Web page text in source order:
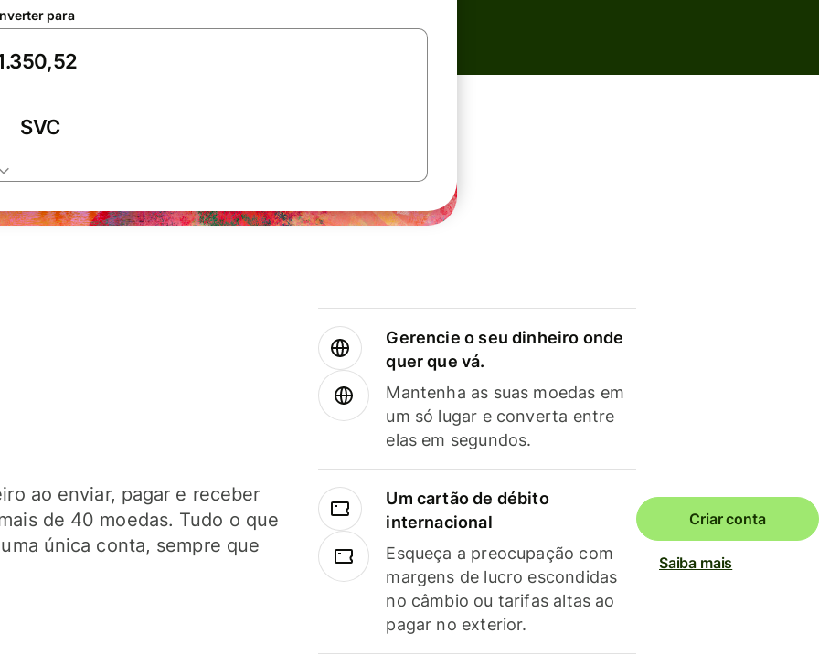
para
SVC
ao enviar, pagar e receber
de 40 moedas. Tudo o que
única conta, sempre que
Gerencie o seu dinheiro onde
quer que vá.
Mantenha as suas moedas em
um só lugar e converta entre
elas em segundos.
Um cartão de débito
internacional
Esqueça a preocupação com
margens de lucro escondidas
no câmbio ou tarifas altas ao
pagar no exterior.
Criar conta
Saiba mais